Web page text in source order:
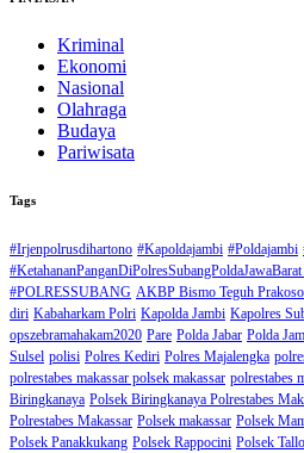
Kriminal
Ekonomi
Nasional
Olahraga
Budaya
Pariwisata
Tags
#Irjenpolrusdihartono #Kapoldajambi #Poldajambi
#POLRESSUBANG AKBP Bismo Teguh Prakoso
diri Kabaharkam Polri Kapolda Jambi Kapolres
opszebramahakam2020 Pare Polda Jabar Polda
Sulsel polisi Polres Kediri Polres Majalengka
polrestabes makassar polsek makassar polrestabes
Biringkanaya Polsek Biringkanaya Polrestabes
Polrestabes Makassar Polsek makassar Polsek
Polsek Panakkukang Polsek Rappocini Polsek Tallo